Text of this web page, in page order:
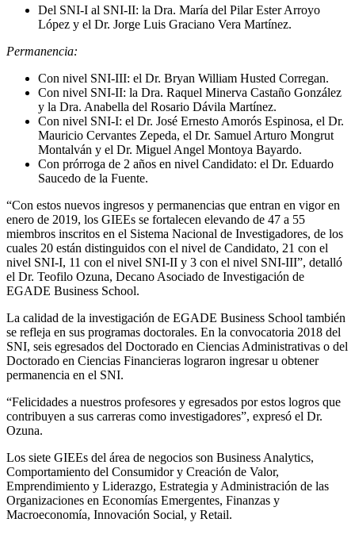
Del SNI-I al SNI-II: la Dra. María del Pilar Ester Arroyo
López y el Dr. Jorge Luis Graciano Vera Martínez.
Permanencia:
Con nivel SNI-III: el Dr. Bryan William Husted Corregan.
Con nivel SNI-II: la Dra. Raquel Minerva Castaño González
y la Dra. Anabella del Rosario Dávila Martínez.
Con nivel SNI-I: el Dr. José Ernesto Amorós Espinosa, el Dr.
Mauricio Cervantes Zepeda, el Dr. Samuel Arturo Mongrut
Montalván y el Dr. Miguel Angel Montoya Bayardo.
Con prórroga de 2 años en nivel Candidato: el Dr. Eduardo
Saucedo de la Fuente.
“Con estos nuevos ingresos y permanencias que entran en vigor en
enero de 2019, los GIEEs se fortalecen elevando de 47 a 55
miembros inscritos en el Sistema Nacional de Investigadores, de los
cuales 20 están distinguidos con el nivel de Candidato, 21 con el
nivel SNI-I, 11 con el nivel SNI-II y 3 con el nivel SNI-III”, detalló
el Dr. Teofilo Ozuna, Decano Asociado de Investigación de
EGADE Business School.
La calidad de la investigación de EGADE Business School también
se refleja en sus programas doctorales. En la convocatoria 2018 del
SNI, seis egresados del Doctorado en Ciencias Administrativas o del
Doctorado en Ciencias Financieras lograron ingresar u obtener
permanencia en el SNI.
“Felicidades a nuestros profesores y egresados por estos logros que
contribuyen a sus carreras como investigadores”, expresó el Dr.
Ozuna.
Los siete GIEEs del área de negocios son Business Analytics,
Comportamiento del Consumidor y Creación de Valor,
Emprendimiento y Liderazgo, Estrategia y Administración de las
Organizaciones en Economías Emergentes, Finanzas y
Macroeconomía, Innovación Social, y Retail.